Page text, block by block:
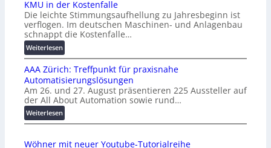
KMU in der Kostenfalle
Die leichte Stimmungsaufhellung zu Jahresbeginn ist
verflogen. Im deutschen Maschinen- und Anlagenbau
schnappt die Kostenfalle…
Weiterlesen:
K
M
U
i
n
d
e
K
AAA Zürich: Treffpunkt für praxisnahe
Automatisierungslösungen
Am 26. und 27. August präsentieren 225 Aussteller auf
der All About Automation sowie rund…
Weiterlesen:
A
A
Wöhner mit neuer Youtube-Tutorialreihe